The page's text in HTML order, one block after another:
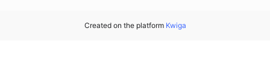
Created on the platform Kwiga